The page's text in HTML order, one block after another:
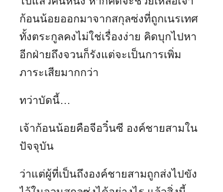
ก้อนน้อยออกมาจากสกุลซ่งที่ถูกเนรเทศ
ทั้งตระกูลคงไม่ใช่เรื่องง่าย คิดบุกไปหา
อีกฝ่ายถึงจวนก็รังแต่จะเป็นการเพิ่ม
ภาระเสียมากกว่า
ทว่าบัดนี้…
เจ้าก้อนน้อยคือจีอวิ๋นซี องค์ชายสามใน
ปัจจุบัน
ว่าแต่ผู้ที่เป็นถึงองค์ชายสามถูกส่งไปขัง